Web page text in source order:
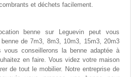
et déchets facilement.
benne sur Leguevin peut vous
de 7m3, 8m3, 10m3, 15m3, 20m3
vous conseillerons la benne adaptée à
en faire. Vous videz votre maison
de tout le mobilier. Notre entreprise de